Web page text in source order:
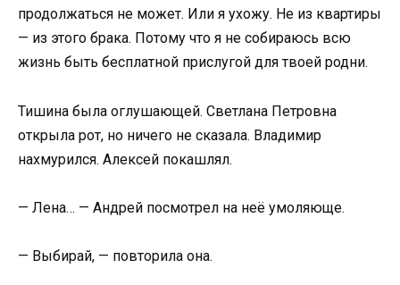
продолжаться не может. Или я ухожу. Не из квартиры
— из этого брака. Потому что я не собираюсь всю
жизнь быть бесплатной прислугой для твоей родни.
Тишина была оглушающей. Светлана Петровна
открыла рот, но ничего не сказала. Владимир
нахмурился. Алексей покашлял.
— Лена… — Андрей посмотрел на неё умоляюще.
— Выбирай, — повторила она.